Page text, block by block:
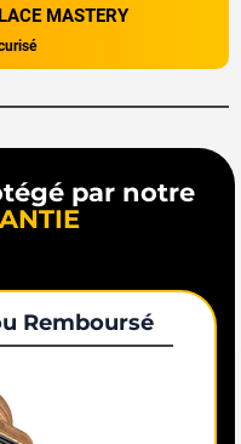
MASTERY
par notre
Remboursé